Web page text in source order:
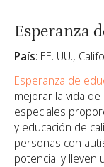
Esperanza
País: EE. UU.,
Esperanza de
mejorar la vida
especiales
y educación de
personas con
potencial y lleven